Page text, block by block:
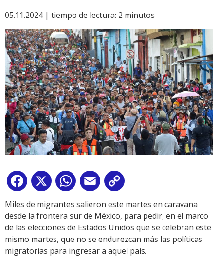
05.11.2024 | tiempo de lectura: 2 minutos
Facebook
X WhatsApp
Email
Link
Miles de migrantes salieron este martes en caravana
desde la frontera sur de México, para pedir, en el marco
de las elecciones de Estados Unidos que se celebran este
mismo martes, que no se endurezcan más las políticas
migratorias para ingresar a aquel país.